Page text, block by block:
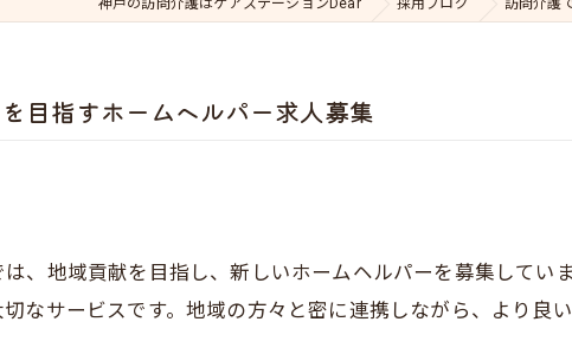
神戸の訪問介護はケアステーションDear 採用ブログ 訪問介護
目指すホームヘルパー求人募集
、地域貢献を目指し、新しいホームヘルパーを募集してい
なサービスです。地域の方々と密に連携しながら、より良